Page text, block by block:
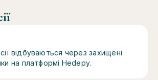
відбуваються через захищені
на платформі Hedepy.